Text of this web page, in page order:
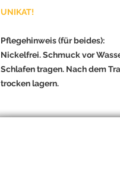
UNIKAT!
Pflegehinweis (für beides):
Nickelfrei. Schmuck vor
Schlafen tragen. Nach dem
trocken lagern.